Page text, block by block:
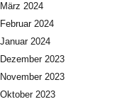
März 2024
Februar 2024
Januar 2024
Dezember 2023
November 2023
Oktober 2023